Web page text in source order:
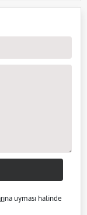
na uyması halinde